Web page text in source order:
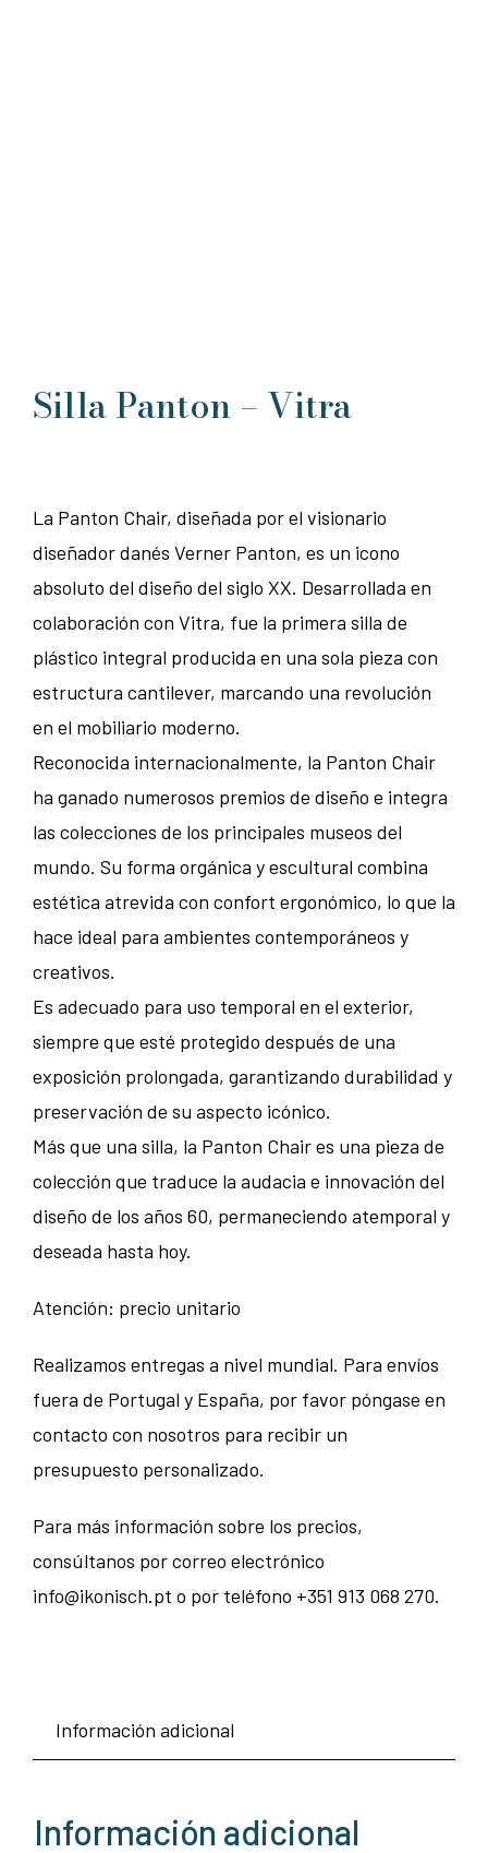
Silla Panton – Vitra
La Panton Chair, diseñada por el visionario
diseñador danés Verner Panton, es un icono
absoluto del diseño del siglo XX. Desarrollada en
colaboración con Vitra, fue la primera silla de
plástico integral producida en una sola pieza con
estructura cantilever, marcando una revolución
en el mobiliario moderno.
Reconocida internacionalmente, la Panton Chair
ha ganado numerosos premios de diseño e integra
las colecciones de los principales museos del
mundo. Su forma orgánica y escultural combina
estética atrevida con confort ergonómico, lo que la
hace ideal para ambientes contemporáneos y
creativos.
Es adecuado para uso temporal en el exterior,
siempre que esté protegido después de una
exposición prolongada, garantizando durabilidad y
preservación de su aspecto icónico.
Más que una silla, la Panton Chair es una pieza de
colección que traduce la audacia e innovación del
diseño de los años 60, permaneciendo atemporal y
deseada hasta hoy.
Atención: precio unitario
Realizamos entregas a nivel mundial. Para envíos
fuera de Portugal y España, por favor póngase en
contacto con nosotros para recibir un
presupuesto personalizado.
Para más información sobre los precios,
consúltanos por correo electrónico
info@ikonisch.pt o por teléfono +351 913 068 270.
Información adicional
Información adicional